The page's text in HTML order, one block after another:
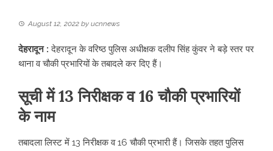
August 12, 2022 by ucnnews
देहरादून :देहरादून के वरिष्ठ पुलिस अधीक्षक दलीप सिंह कुंवर ने बड़े स्तर पर
थाना व चौकी प्रभारियों के तबादले कर दिए हैं।
सूची में 13 निरीक्षक व 16 चौकी प्रभारियों
के नाम
तबादला लिस्ट में 13 निरीक्षक व 16 चौकी प्रभारी हैं। जिसके तहत पुलिस